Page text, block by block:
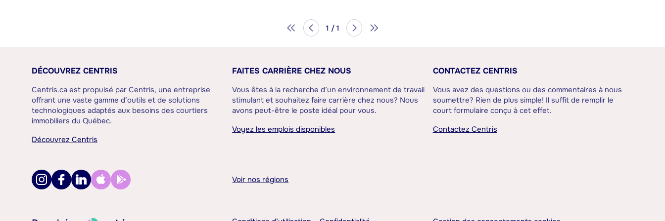
1 / 1
DÉCOUVREZ CENTRIS
Centris.ca est propulsé par Centris, une entreprise
offrant une vaste gamme d’outils et de solutions
technologiques adaptés aux besoins des courtiers
immobiliers du Québec.
Découvrez Centris
FAITES CARRIÈRE CHEZ NOUS
Vous êtes à la recherche d’un environnement de travail
stimulant et souhaitez faire carrière chez nous? Nous
avons peut-être le poste idéal pour vous.
Voyez les emplois disponibles
CONTACTEZ CENTRIS
Vous avez des questions ou des commentaires à nous
soumettre? Rien de plus simple! Il suffit de remplir le
court formulaire conçu à cet effet.
Contactez Centris
Voir nos régions